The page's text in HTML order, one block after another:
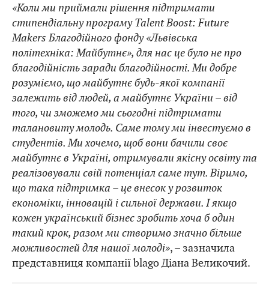
«Коли ми приймали рішення підтримати
стипендіальну програму Talent Boost: Future
Makers Благодійного фонду «Львівська
політехніка: Майбутнє», для нас це було не про
благодійність заради благодійності. Ми добре
розуміємо, що майбутнє будь-якої компанії
залежить від людей, а майбутнє України – від
того, чи зможемо ми сьогодні підтримати
талановиту молодь. Саме тому ми інвестуємо в
студентів. Ми хочемо, щоб вони бачили своє
майбутнє в Україні, отримували якісну освіту та
реалізовували свій потенціал саме тут. Віримо,
що така підтримка – це внесок у розвиток
економіки, інновацій і сильної держави. І якщо
кожен український бізнес зробить хоча б один
такий крок, разом ми створимо значно більше
можливостей для нашої молоді», – зазначила
представниця компанії blago Діана Великочий.